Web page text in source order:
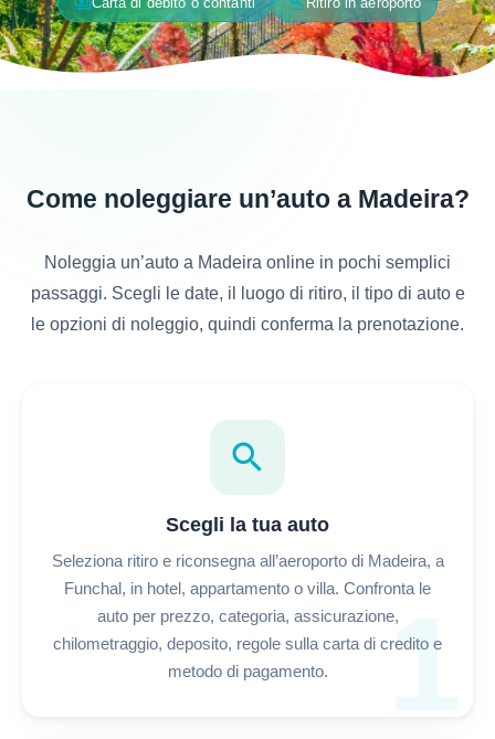
Come noleggiare un’auto a Madeira?
Noleggia un’auto a Madeira online in pochi semplici
passaggi. Scegli le date, il luogo di ritiro, il tipo di auto e
le opzioni di noleggio, quindi conferma la prenotazione.
1
search
Scegli la tua auto
Seleziona ritiro e riconsegna all’aeroporto di Madeira, a
Funchal, in hotel, appartamento o villa. Confronta le
auto per prezzo, categoria, assicurazione,
chilometraggio, deposito, regole sulla carta di credito e
metodo di pagamento.